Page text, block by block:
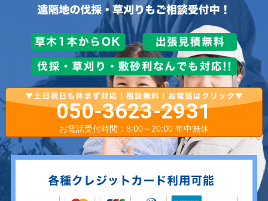
050-3623-2931
お電話受付時間：8:00～20:00 年中無休